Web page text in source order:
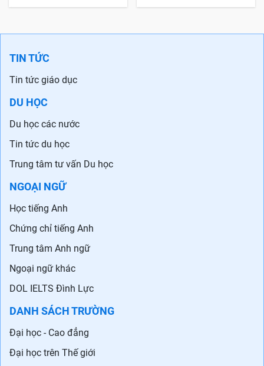
TIN TỨC
Tin tức giáo dục
DU HỌC
Du học các nước
Tin tức du học
Trung tâm tư vấn Du học
NGOẠI NGỮ
Học tiếng Anh
Chứng chỉ tiếng Anh
Trung tâm Anh ngữ
Ngoại ngữ khác
DOL IELTS Đình Lực
DANH SÁCH TRƯỜNG
Đại học - Cao đẳng
Đại học trên Thế giới